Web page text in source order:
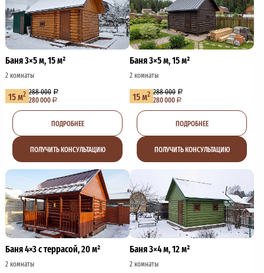
Баня 3×5 м, 15 м²
2 комнаты
15 м2 288 000
280 000
ПОДРОБНЕЕ
ПОЛУЧИТЬ КОНСУЛЬТАЦИЮ
Баня 3×5 м, 15 м²
2 комнаты
15 м2 288 000
280 000
ПОДРОБНЕЕ
ПОЛУЧИТЬ КОНСУЛЬТАЦИЮ
Баня 4×3 с террасой, 20 м²
2 комнаты
Баня 3×4 м, 12 м²
2 комнаты